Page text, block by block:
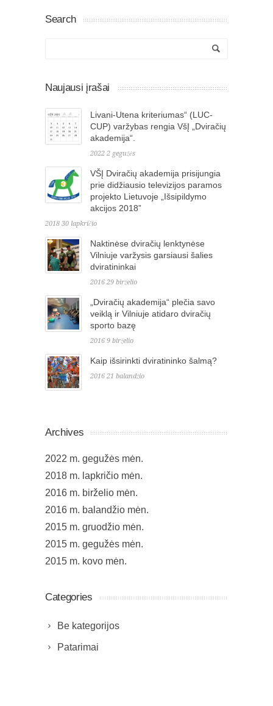
Search
Naujausi įrašai
Livani-Utena kriteriumas“ (LUC-
CUP) varžybas rengia VšĮ „Dviračių
akademija“.
2022 2 gegužės
VŠĮ Dviračių akademija prisijungia
prie didžiausio televizijos paramos
projekto Lietuvoje „Išsipildymo
akcijos 2018”
2018 30 lapkričio
Naktinėse dviračių lenktynėse
Vilniuje varžysis garsiausi šalies
dviratininkai
2016 29 birželio
„Dviračių akademija“ plečia savo
veiklą ir Vilniuje atidaro dviračių
sporto bazę
2016 9 birželio
Kaip išsirinkti dviratininko šalmą?
2016 21 balandžio
Archives
2022 m. gegužės mėn.
2018 m. lapkričio mėn.
2016 m. birželio mėn.
2016 m. balandžio mėn.
2015 m. gruodžio mėn.
2015 m. gegužės mėn.
2015 m. kovo mėn.
Categories
Be kategorijos
Patarimai